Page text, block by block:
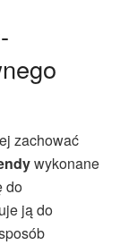
zachować
wykonane
do
ją do